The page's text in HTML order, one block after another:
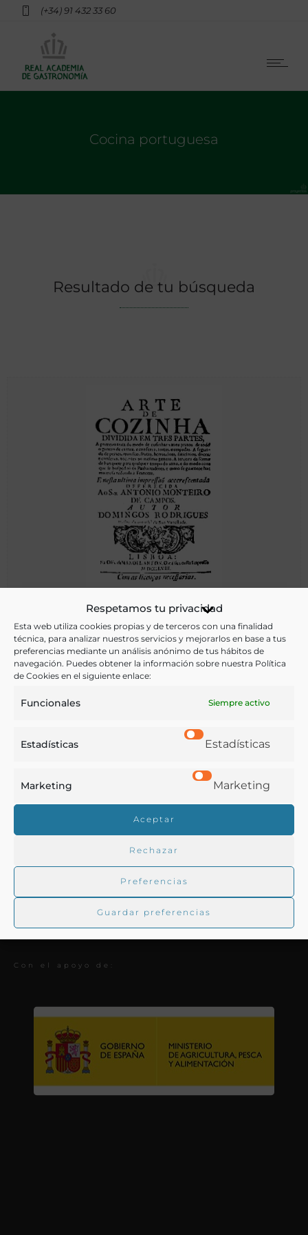
Respetamos tu privacidad
Esta web utiliza cookies propias y de terceros con una finalidad
técnica, para analizar nuestros servicios y mejorarlos en base a tus
preferencias mediante un análisis anónimo de tus hábitos de
navegación. Puedes obtener la información sobre nuestra Política
de Cookies en el siguiente enlace:
Funcionales Siempre activo
Estadísticas Estadísticas
Marketing Marketing
Aceptar
Rechazar
Preferencias
Guardar preferencias
(+34) 91 432 33 60
Cocina portuguesa
Resultado de tu búsqueda
Arte de cozinha
Rodrigues, Domingos
Lisboa - 1732
Real Academia de Gastronomía
Trabajamos para difundir y proteger la cultura
La RAG
Con el apoyo de: